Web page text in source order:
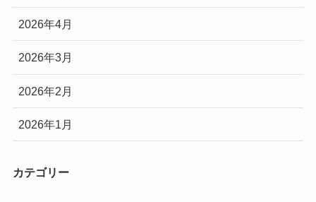
2026年4月
2026年3月
2026年2月
2026年1月
カテゴリー